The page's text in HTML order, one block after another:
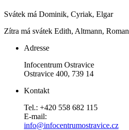
Svátek má Dominik, Cyriak, Elgar
Zítra má svátek Edith, Altmann, Roman
Adresse
Infocentrum Ostravice
Ostravice 400, 739 14
Kontakt
Tel.: +420 558 682 115
E-mail:
info@infocentrumostravice.cz